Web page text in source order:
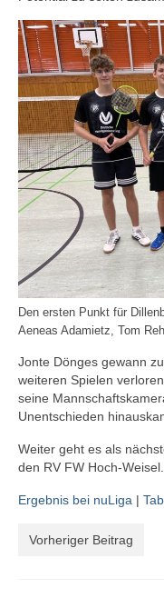
Den ersten Punkt für
Aeneas Adamietz, Tom
Jonte Dönges gewann
weiteren Spielen
seine
Unentschieden
Weiter geht es als
den RV FW Hoch-Weisel.
Ergebnis bei nuLiga |
Vorheriger Beitrag